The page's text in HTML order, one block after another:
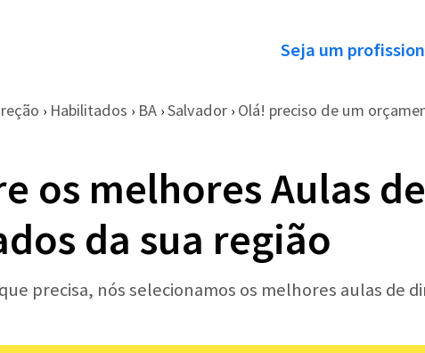
Seja um
› Habilitados › BA › Salvador › Olá! preciso de um
os melhores Aulas
da sua região
precisa, nós selecionamos os melhores aulas de